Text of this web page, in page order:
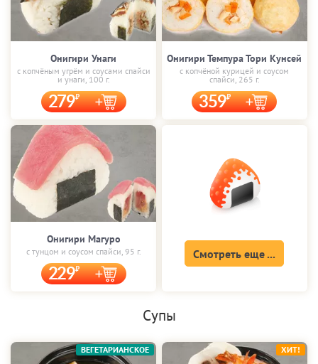
Онигири Унаги
с копчёным угрём и соусами спайси
и унаги, 100 г.
279
Онигири Темпура Тори Кунсей
с копчёной курицей и соусом
спайси, 265 г.
359
Онигири Магуро
с тунцом и соусом спайси, 95 г.
229
Смотреть еще ...
Супы
ВЕГЕТАРИАНСКОЕ ХИТ!